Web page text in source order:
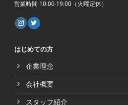
営業時間 10:00-19:00（火曜定休）
はじめての方
企業理念
会社概要
スタッフ紹介